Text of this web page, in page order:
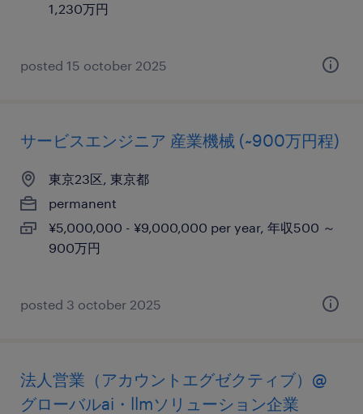
1,230万円
posted 15 october 2025
サービスエンジニア 産業機械 (~900万円程)
東京23区, 東京都
permanent
¥5,000,000 - ¥9,000,000 per year, 年収500 ～
900万円
posted 3 october 2025
法人営業（アカウントエグゼクティブ）@
グローバルai・llmソリューション企業